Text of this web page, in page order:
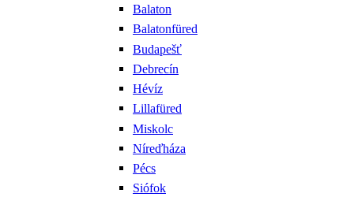
Balaton
Balatonfüred
Budapešť
Debrecín
Hévíz
Lillafüred
Miskolc
Níreďháza
Pécs
Siófok